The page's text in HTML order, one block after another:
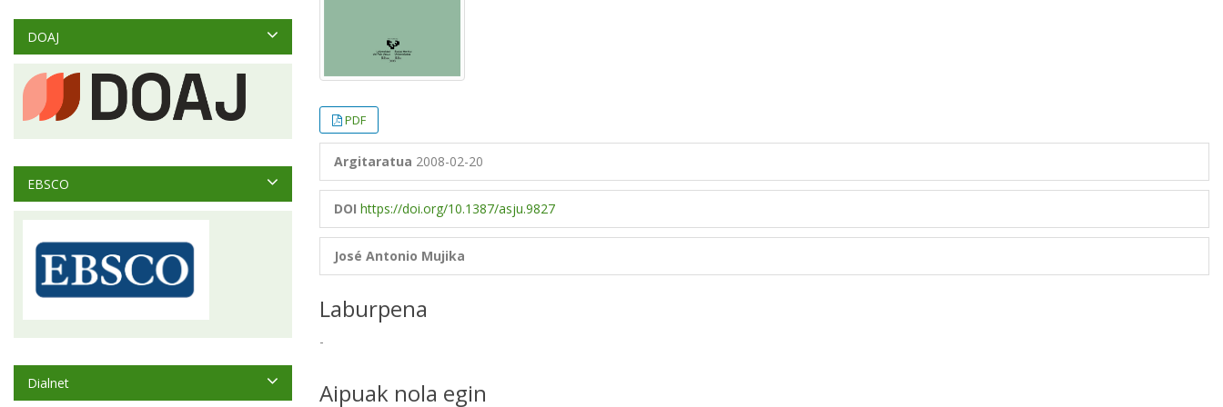
PDF
Argitaratua 2008-02-20
DOI https://doi.org/10.1387/asju.9827
José Antonio Mujika
Laburpena
-
Aipuak nola egin
DOAJ
EBSCO
Dialnet